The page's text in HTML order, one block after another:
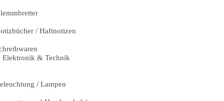
/ Haftnotizen
Elektronik & Technik
/ Lampen